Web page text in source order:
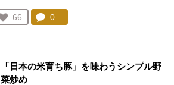
お気に入り登録：
66
人が登録
コメント：
0
「日本の米育ち豚」を味わうシンプル野
菜炒め